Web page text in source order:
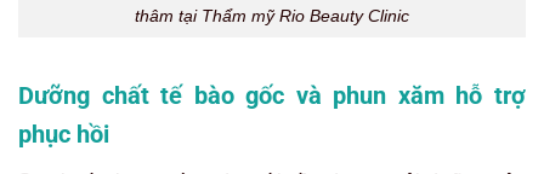
thâm tại Thẩm mỹ Rio Beauty Clinic
Dưỡng chất tế bào gốc và phun xăm hỗ trợ
phục hồi